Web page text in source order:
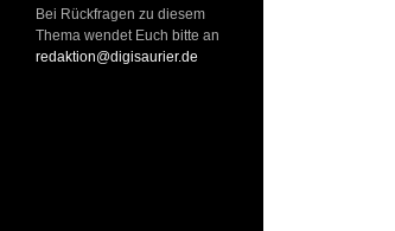
Bei Rückfragen zu diesem
Thema wendet Euch bitte an
redaktion@digisaurier.de